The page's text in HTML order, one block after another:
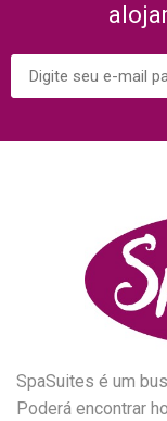
SpaSuites é um
Poderá encontrar